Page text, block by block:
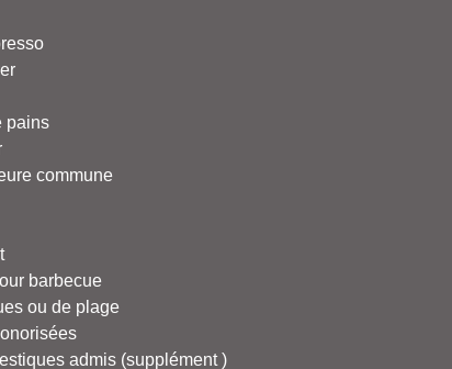
pains
commune
barbecue
ou de plage
admis (supplément )